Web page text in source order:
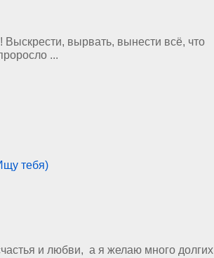
Выскрести, вырвать, вынести всё, что
...
тебя)
и любви, а я желаю много долгих